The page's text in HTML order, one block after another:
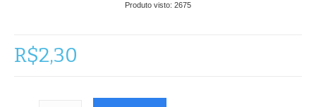
CONTATO
Produto visto: 2675
R$2,30